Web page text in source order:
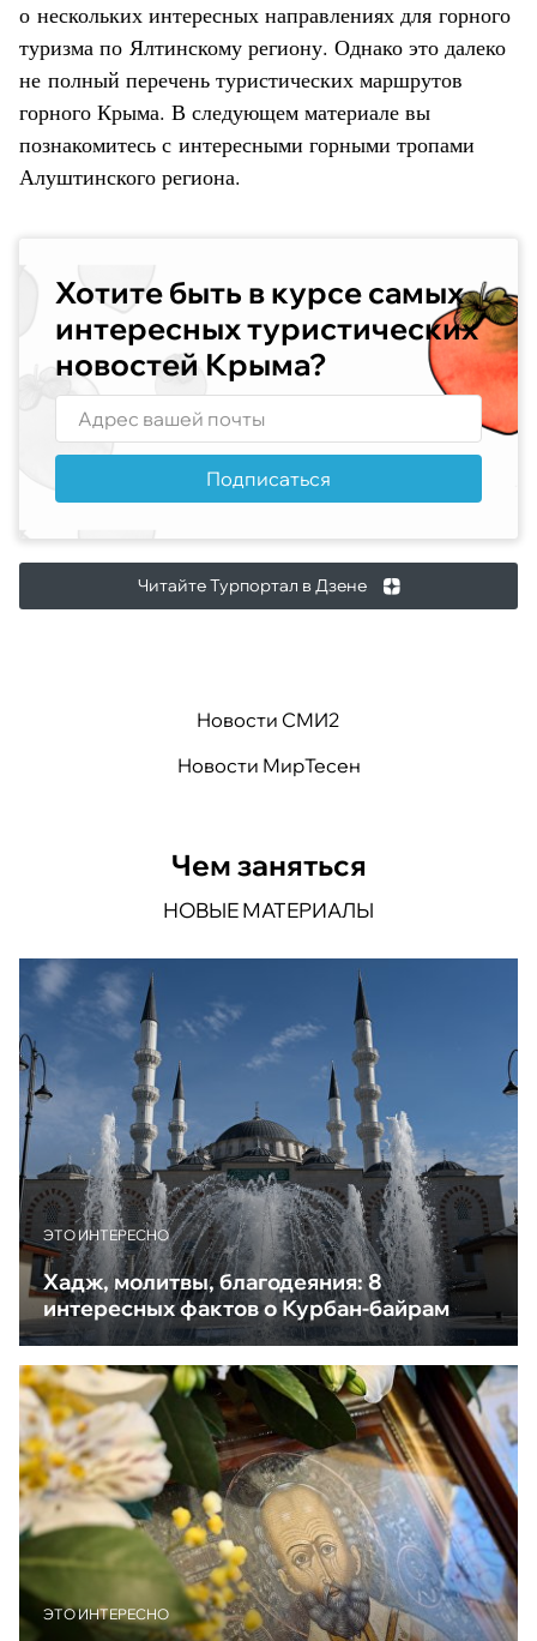
о нескольких интересных направлениях для горного
туризма по Ялтинскому региону. Однако это далеко
не полный перечень туристических маршрутов
горного Крыма. В следующем материале вы
познакомитесь с интересными горными тропами
Алуштинского региона.
Хотите быть в курсе самых
интересных туристических
новостей Крыма?
Подписаться
Читайте Турпортал в Дзене
Новости СМИ2
Новости МирТесен
Чем заняться
НОВЫЕ МАТЕРИАЛЫ
ЭТО ИНТЕРЕСНО
Хадж, молитвы, благодеяния: 8
интересных фактов о Курбан-байрам
ЭТО ИНТЕРЕСНО